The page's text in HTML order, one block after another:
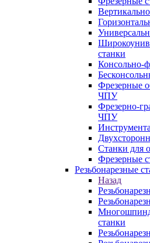
станки
Консольно-
Фрезерные
ЧПУ
Фрезерно-
ЧПУ
Станки для
Фрезерные
Резьбонарезные
Назад
станки